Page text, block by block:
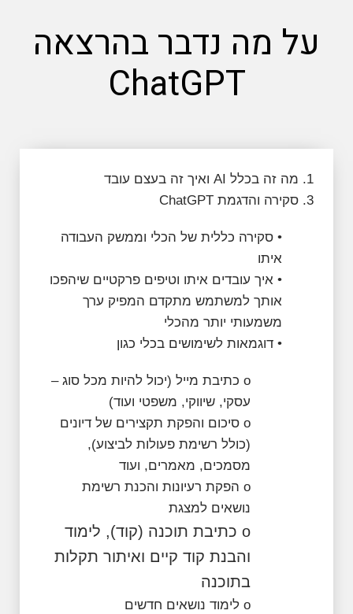
על מה נדבר בהרצאה
ChatGPT
1. מה זה בכלל AI ואיך זה בעצם עובד
3. סקירה והדגמת ChatGPT
• סקירה כללית של הכלי וממשק העבודה
איתו
• איך עובדים איתו וטיפים פרקטיים שיהפכו
אותך למשתמש מתקדם המפיק ערך
משמעותי יותר מהכלי
• דוגמאות לשימושים בכלי כגון
o כתיבת מייל (יכול להיות מכל סוג –
עסקי, שיווקי, משפטי ועוד)
o סיכום והפקת תקצירים של דיונים
(כולל רשימת פעולות לביצוע),
מסמכים, מאמרים, ועוד
o הפקת רעיונות והכנת רשימת
נושאים למצגת
o כתיבת תוכנה (קוד), לימוד
והבנת קוד קיים ואיתור תקלות
בתוכנה
o לימוד נושאים חדשים